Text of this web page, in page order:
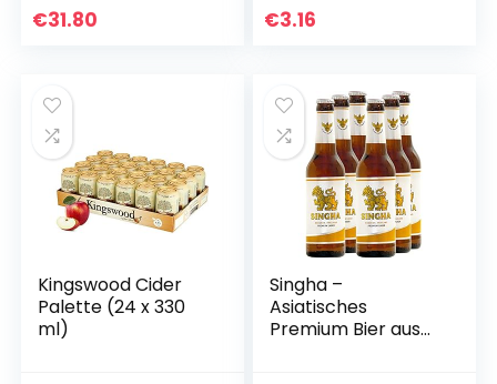
Apfelwein,
€31.80
ml)
€3.16
Kingswood Cider
Palette (24 x 330
ml)
Singha –
Asiatisches
Premium Bier aus